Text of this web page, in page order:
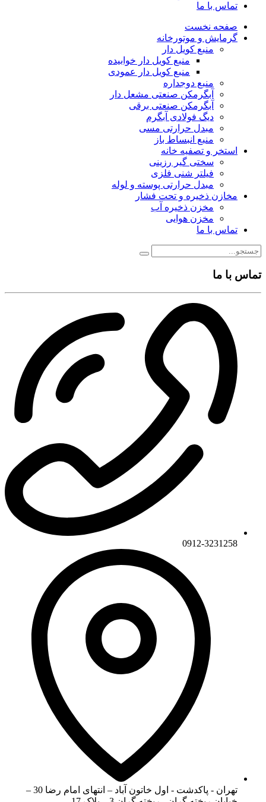
تماس با ما
صفحه نخست
گرمایش و موتورخانه
منبع کویل دار
منبع کویل دار خوابیده
منبع کویل دار عمودی
منبع دوجداره
آبگرمکن صنعتی مشعل دار
آبگرمکن صنعتی برقی
دیگ فولادی آبگرم
مبدل حرارتی مسی
منبع انبساط باز
استخر و تصفیه خانه
سختی گیر رزینی
فیلتر شنی فلزی
مبدل حرارتی پوسته و لوله
مخازن ذخیره و تحت فشار
مخزن ذخیره آب
مخزن هوایی
تماس با ما
تماس با ما
0912-3231258
تهران - پاکدشت - اول خاتون آباد – انتهای امام رضا 30 –